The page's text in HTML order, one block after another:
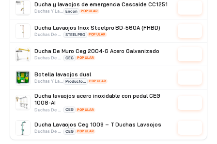
Ducha y lavaojos de emergencia Cascaide CC1251
Encon POPULAR
Ducha Lavaojos Inox Steelpro BD-560A (FHBD)
STEELPRO POPULAR
Ducha De Muro Ceg 2004-G Acero Galvanizado
CEG POPULAR
Botella lavaojos dual
POPULAR
Ducha lavaojos acero inoxidable con pedal CEG
1008-AI
CEG POPULAR
Ducha Lavaojos Ceg 1009 – T Duchas Lavaojos
CEG POPULAR